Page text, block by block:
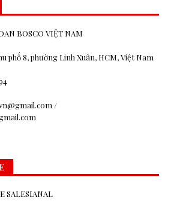
BOSCO VIỆT NAM
phố 8, phường Linh Xuân, HCM, Việt Nam
/
SALESIANAL